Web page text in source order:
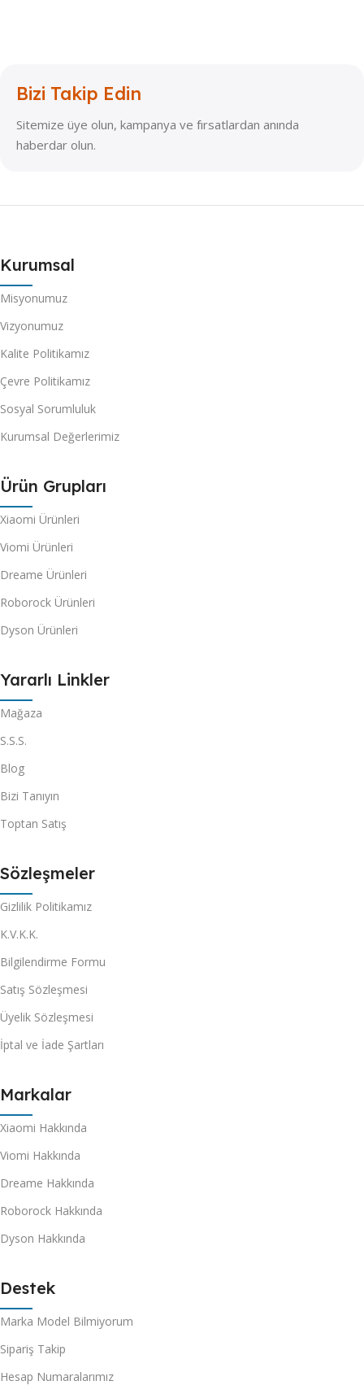
Bizi Takip Edin
Sitemize üye olun, kampanya ve fırsatlardan anında
haberdar olun.
Kurumsal
Misyonumuz
Vizyonumuz
Kalite Politikamız
Çevre Politikamız
Sosyal Sorumluluk
Kurumsal Değerlerimiz
Ürün Grupları
Xiaomi Ürünleri
Viomi Ürünleri
Dreame Ürünleri
Roborock Ürünleri
Dyson Ürünleri
Yararlı Linkler
Mağaza
S.S.S.
Blog
Bizi Tanıyın
Toptan Satış
Sözleşmeler
Gizlilik Politikamız
K.V.K.K.
Bilgilendirme Formu
Satış Sözleşmesi
Üyelik Sözleşmesi
İptal ve İade Şartları
Markalar
Xiaomi Hakkında
Viomi Hakkında
Dreame Hakkında
Roborock Hakkında
Dyson Hakkında
Destek
Marka Model Bilmiyorum
Sipariş Takip
Hesap Numaralarımız